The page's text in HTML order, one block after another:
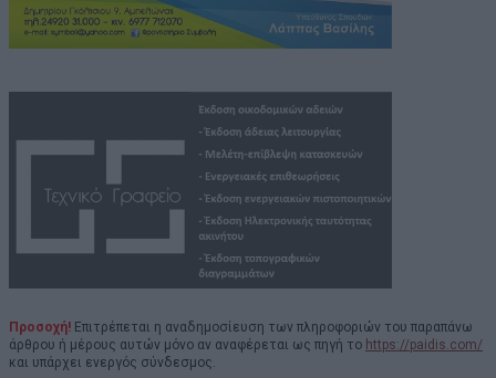
Προσοχή! Επιτρέπεται η αναδημοσίευση των πληροφοριών του παραπάνω
άρθρου ή μέρους αυτών μόνο αν αναφέρεται ως πηγή το https://paidis.com/
και υπάρχει ενεργός σύνδεσμος.